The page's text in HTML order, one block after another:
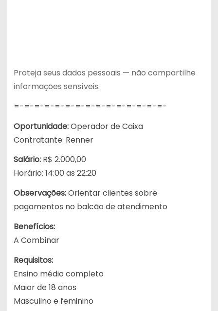
Proteja seus dados pessoais — não compartilhe
informações sensíveis.
=-=-=-=-=-=-=-=-=-=-=-=-=-=-=-
Oportunidade:Operador de Caixa
Contratante: Renner
Salário:R$ 2.000,00
Horário: 14:00 as 22:20
Observações:Orientar clientes sobre
pagamentos no balcão de atendimento
Benefícios:
A Combinar
Requisitos:
Ensino médio completo
Maior de 18 anos
Masculino e feminino